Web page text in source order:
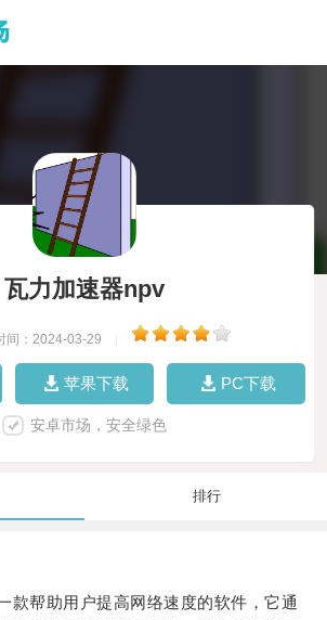
瓦力加速器npv
间：2024-03-29
苹果下载 PC下载
安卓市场，安全绿色
排行
帮助用户提高网络速度的软件，它通